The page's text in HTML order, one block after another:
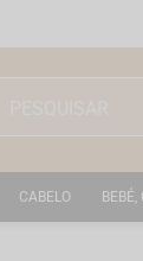
CABELO